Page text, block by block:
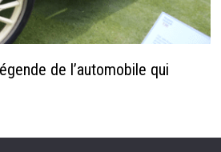
de l’automobile qui